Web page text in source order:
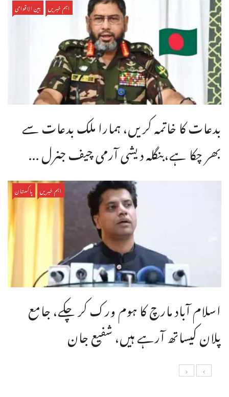
اہم خبریں بین الاقوامی
بدعات کا خاتمہ کریں، ہمارا ملک بدعات سے
بھر چکا ہے،بنگله دیشی آرمی چیف جنرل ...
اہم خبریں پاکستان
اسلام آباد مارچ کا ہوم ورک کر چکے، جامع
پلان کیساتھ آرہے ہیں، شفیع جان